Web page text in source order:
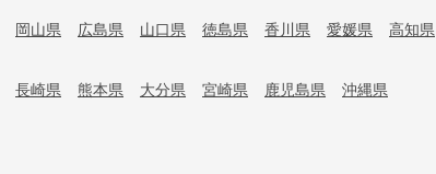
岡山県 広島県 山口県 徳島県 香川県 愛媛県 高知県
長崎県 熊本県 大分県 宮崎県 鹿児島県 沖縄県